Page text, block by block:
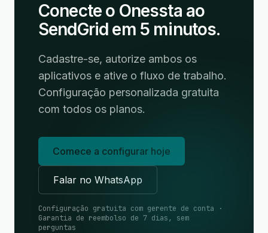
Conecte o Onessta ao
SendGrid em 5 minutos.
Cadastre-se, autorize ambos os
aplicativos e ative o fluxo de trabalho.
Configuração personalizada gratuita
com todos os planos.
Comece a configurar hoje
Falar no WhatsApp
Configuração gratuita com gerente de conta ·
Garantia de reembolso de 7 dias, sem
perguntas